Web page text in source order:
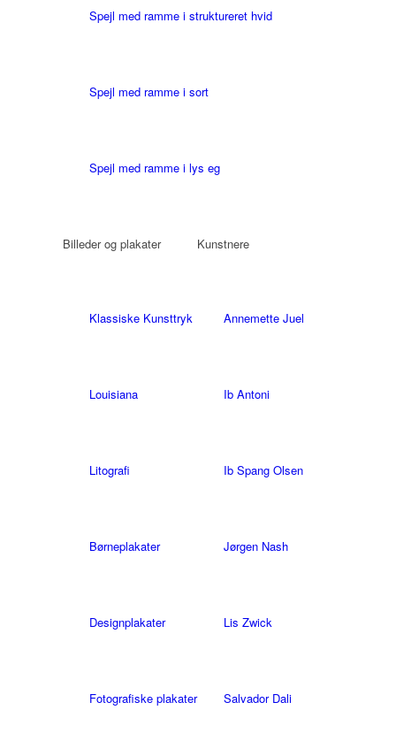
Spejl med ramme i struktureret hvid
Spejl med ramme i sort
Spejl med ramme i lys eg
Billeder og plakater
Klassiske Kunsttryk
Louisiana
Litografi
Børneplakater
Designplakater
Fotografiske plakater
Kunstnere
Annemette Juel
Ib Antoni
Ib Spang Olsen
Jørgen Nash
Lis Zwick
Salvador Dali